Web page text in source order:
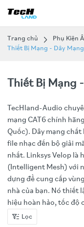
Trang chủ
Phụ Kiện
Thiết Bị Mạng - Dây Mạng
Thiết Bị Mạng
TecHland-Audio
mạng CAT6 chính
Quốc). Dây mạng
file nhạc đến bộ giải
nhất. Linksys Velop là
(Intelligent Mesh) với
dựng để cung cấp
nhà của bạn. Nó thiết
hiệu hoàn hảo, tốc độ
Lọc